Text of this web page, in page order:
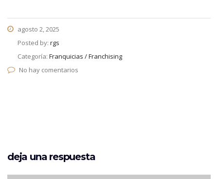
agosto 2, 2025
Posted by: rgs
Categoría: Franquicias / Franchising
No hay comentarios
deja una respuesta